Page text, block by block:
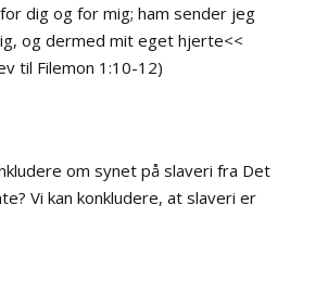
dig og for mig; ham sender jeg
og dermed mit eget hjerte<<
til Filemon 1:10-12)
om synet på slaveri fra Det
Vi kan konkludere, at slaveri er